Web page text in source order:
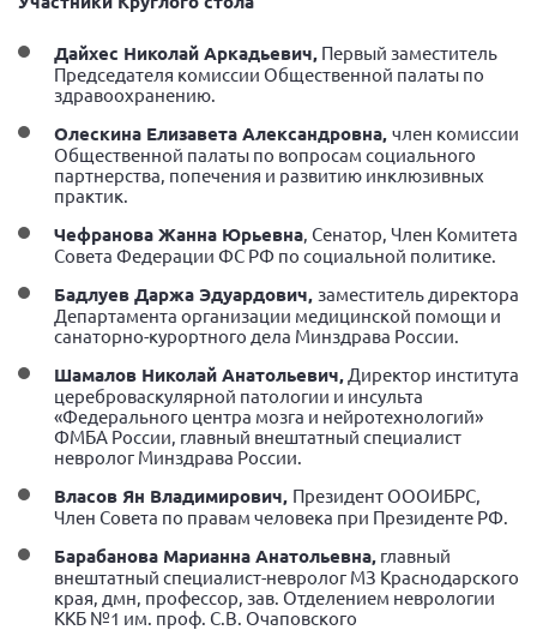
Конференция ОООИБРС 2025
Экспертный совет ОООИБРС 2025
Конференция ОООИБРС 2024
Конференция ОООИБРС 2023
Конференция ОООИБРС 2022
Конференция ОООИБРС 2021
Конференция ВСЭ 2021
Документы съездов
Второй съезд
Третий съезд
Четвертый съезд
Пятый съезд
Шестой съезд
ОФ «Фонд содействия больным рассеянным
склерозом»
Новости: Казахстан
Дайхес Николай Аркадьевич, Первый заместитель
Председателя комиссии Общественной палаты по
здравоохранению.
Олескина Елизавета Александровна, член комиссии
Общественной палаты по вопросам социального
партнерства, попечения и развитию инклюзивных
практик.
Чефранова Жанна Юрьевна , Сенатор, Член Комитета
Совета Федерации ФС РФ по социальной политике.
Бадлуев Даржа Эдуардович, заместитель директора
Департамента организации медицинской помощи и
санаторно-курортного дела Минздрава России.
Шамалов Николай Анатольевич, Директор института
цереброваскулярной патологии и инсульта
«Федерального центра мозга и нейротехнологий»
ФМБА России, главный внештатный специалист
невролог Минздрава России.
Власов Ян Владимирович, Президент ОООИБРС,
Член Совета по правам человека при Президенте РФ.
Барабанова Марианна Анатольевна, главный
внештатный специалист-невролог МЗ Краснодарского
края, дмн, профессор, зав. Отделением неврологии
ККБ №1 им. проф. С.В. Очаповского